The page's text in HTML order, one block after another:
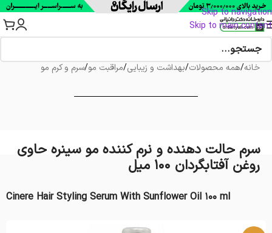
Skip to navigation
Skip to main content
خانه/همه محصولات/بهداشت و زیبایی/مراقبت مو/سرم و کرم مو
سرم حالت دهنده و نرم کننده مو سینره حاوی
روغن آفتابگردان 100 میل
Cinere Hair Styling Serum With Sunflower Oil 100 ml